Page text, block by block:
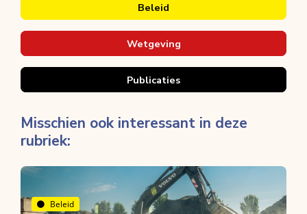
Beleid
Wetgeving
Publicaties
Misschien ook interessant in deze
rubriek:
Beleid